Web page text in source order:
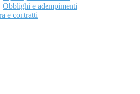
Obblighi e adempimenti
e contratti